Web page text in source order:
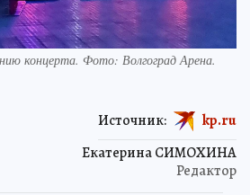
концерта. Фото: Волгоград Арена.
Екатерина СИМОХИНА
Редактор
Источник: kp.ru